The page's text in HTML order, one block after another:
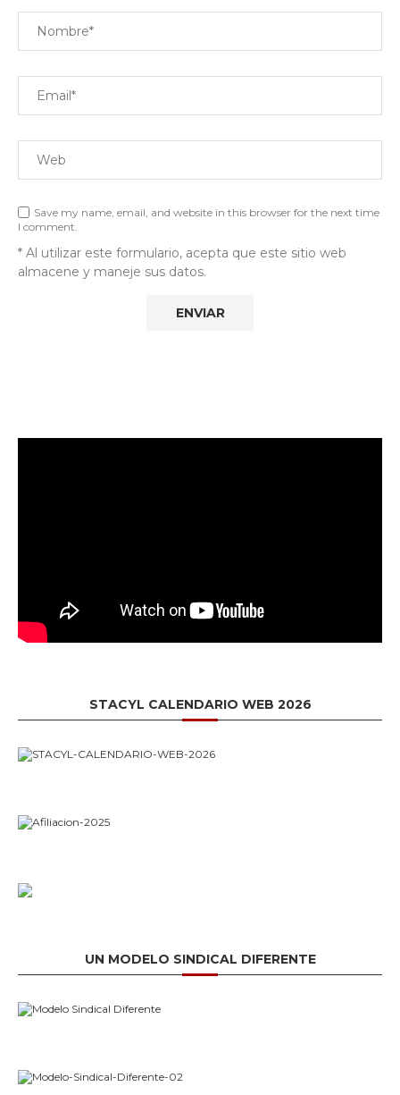
Save my name, email, and website in this browser for the next time
I comment.
* Al utilizar este formulario, acepta que este sitio web
almacene y maneje sus datos.
STACYL CALENDARIO WEB 2026
UN MODELO SINDICAL DIFERENTE